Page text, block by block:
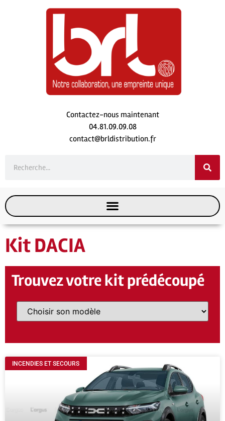
Contactez-nous maintenant
04.81.09.09.08
contact@brldistribution.fr
Kit DACIA
Trouvez votre kit prédécoupé
INCENDIES ET SECOURS